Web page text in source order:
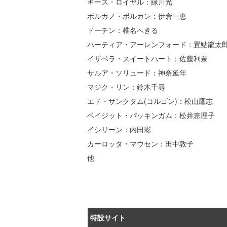
ボルカノ・ボルカン：伊倉一恵
ドーチン：椎名へきる
ハーティア・アーレンフォード：置鮎龍太
イザベラ・スイートハート：佐藤利奈
サルア・ソリュード：神奈延年
マジク・リン：鈴木千尋
エド・サンクタム(コルゴン)：松山鷹志
ベイジット・パッキンガム：松井恵理子
イシリーン：内田彩
カーロッタ・マウセン：田中敦子
他
特設サイト